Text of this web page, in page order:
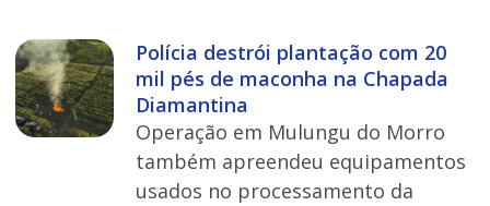
Polícia destrói plantação com 20
mil pés de maconha na Chapada
Diamantina
Operação em Mulungu do Morro
também apreendeu equipamentos
usados no processamento da